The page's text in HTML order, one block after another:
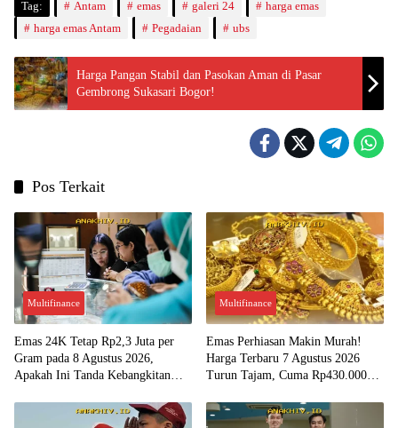
Tag: Antam emas galeri 24
harga emas
harga emas Antam
Pegadaian ubs
Harga Pangan Stabil dan Pasokan Aman di Pasar
Gembrong Sukasari Bogor!
Pos Terkait
Multifinance
Emas 24K Tetap Rp2,3 Juta per
Gram pada 8 Agustus 2026,
Apakah Ini Tanda Kebangkitan
Multifinance
Emas Perhiasan Makin Murah!
Harga Terbaru 7 Agustus 2026
Turun Tajam, Cuma Rp430.000